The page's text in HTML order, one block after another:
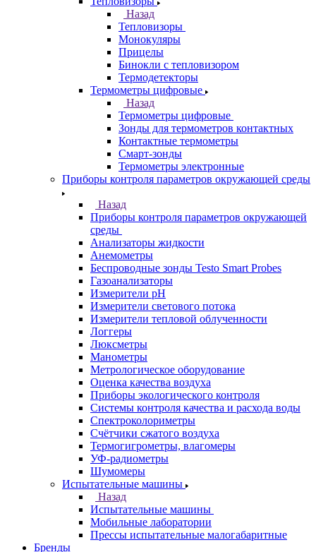
Назад
Тепловизоры
Монокуляры
Прицелы
Бинокли с тепловизором
Термодетекторы
Термометры цифровые
Назад
Термометры цифровые
Зонды для термометров контактных
Контактные термометры
Смарт-зонды
Термометры электронные
Приборы контроля параметров окружающей среды
Назад
Приборы контроля параметров окружающей
среды
Анализаторы жидкости
Анемометры
Беспроводные зонды Testo Smart Probes
Газоанализаторы
Измерители pH
Измерители светового потока
Измерители тепловой облученности
Логгеры
Люксметры
Манометры
Метрологическое оборудование
Оценка качества воздуха
Приборы экологического контроля
Системы контроля качества и расхода воды
Спектроколориметры
Счётчики сжатого воздуха
Термогигрометры, влагомеры
УФ-радиометры
Шумомеры
Испытательные машины
Назад
Испытательные машины
Мобильные лаборатории
Прессы испытательные малогабаритные
Бренды